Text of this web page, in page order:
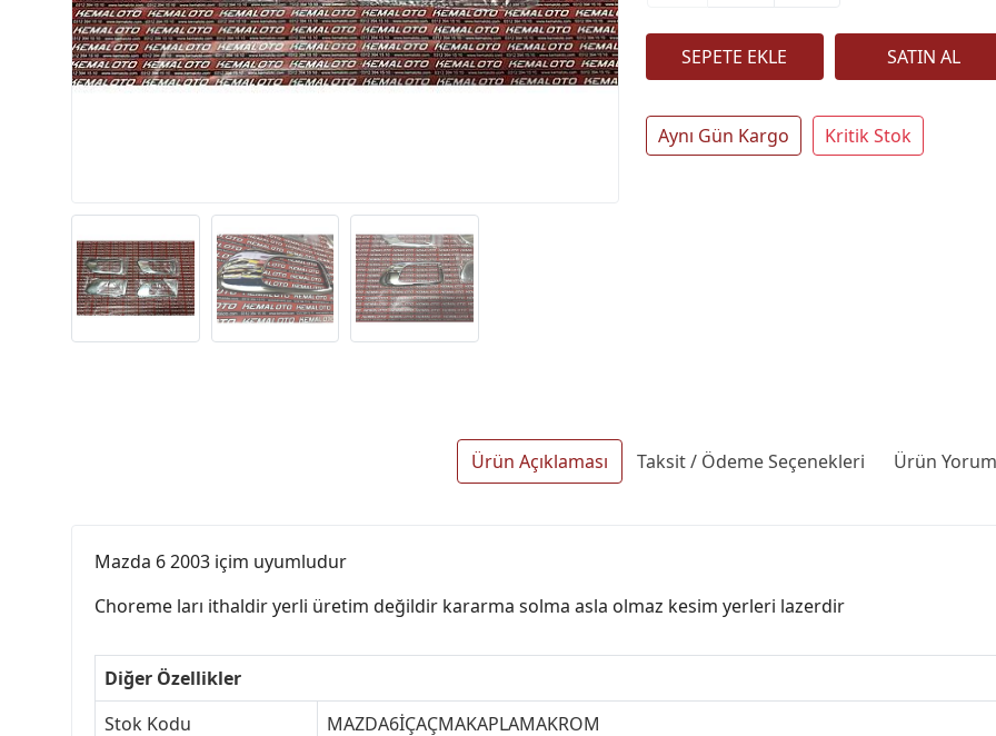
Aynı Gün Kargo Kritik Stok
Ürün Açıklaması Taksit / Ödeme Seçenekleri Ürün
Mazda 6 2003 içim uyumludur
Choreme ları ithaldir yerli üretim değildir kararma solma asla olmaz kesim yerleri lazerdir
Diğer Özellikler
Stok Kodu
MAZDA6İÇAÇMAKAPLAMAKROM